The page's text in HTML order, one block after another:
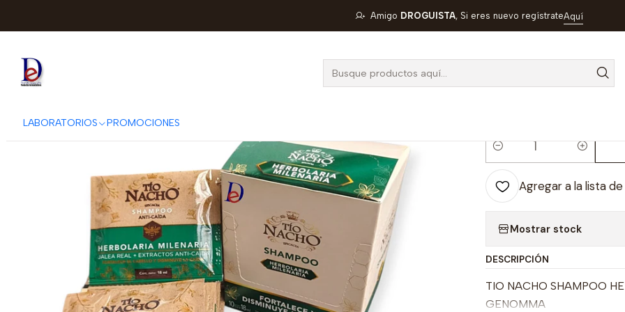
LABORATORIOS PROMOCIONES
Amigo DROGUISTA, Si eres nuevo regístrateAquí
TIO NACHO SHAMPOO HERBOLARIA MILENARIA CAJA X 10 SBS X 18
TIO NACHO
MILENARIA
Cantidad
Agregar a la lista
Mostrar stock
DESCRIPCIÓN
TIO NACHO SHAMPOO
GENOMMA